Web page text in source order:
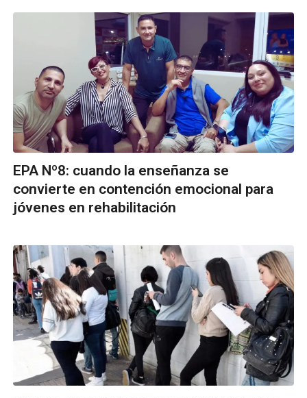
EPA Nº8: cuando la enseñanza se
convierte en contención emocional para
jóvenes en rehabilitación